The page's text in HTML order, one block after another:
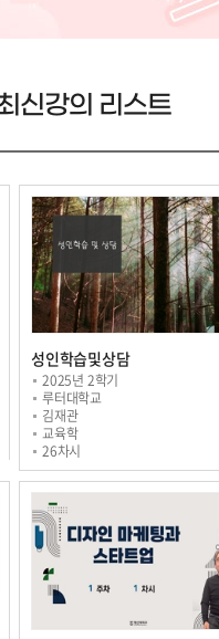
신강의 리스트
성인학습및상담
2025년 2학기
루터대학교
김재관
교육학
26차시